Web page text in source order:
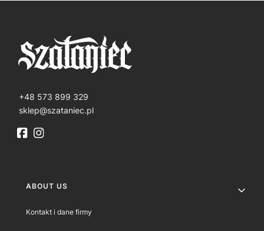
+48 573 899 329
sklep@szataniec.pl
Footer menu
ABOUT US
Kontakt i dane firmy